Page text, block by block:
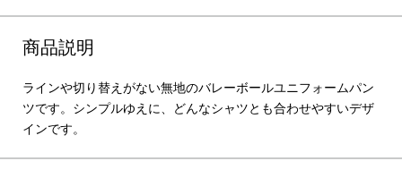
商品説明
ラインや切り替えがない無地のバレーボールユニフォームパン
ツです。シンプルゆえに、どんなシャツとも合わせやすいデザ
インです。